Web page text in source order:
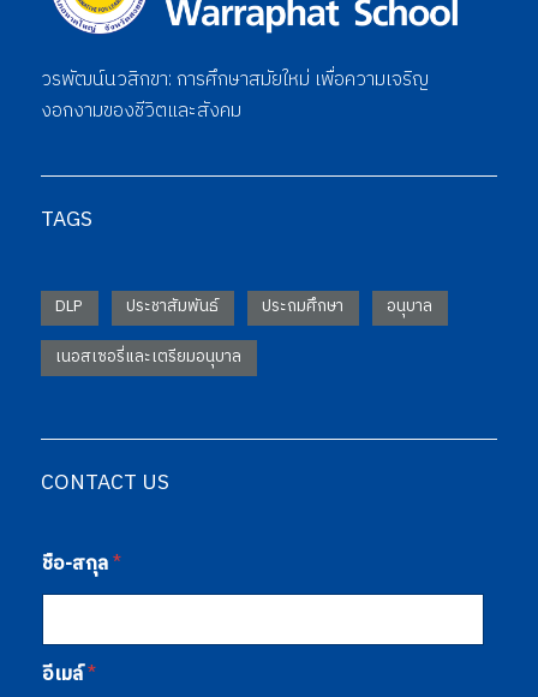
วรพัฒน์นวสิกขา: การศึกษาสมัยใหม่ เพื่อความเจริญ
งอกงามของชีวิตและสังคม
TAGS
DLP ประชาสัมพันธ์ ประถมศึกษา
อนุบาล
เนอสเซอรี่และเตรียมอนุบาล
CONTACT US
ชื่อ-สกุล*
อีเมล์*